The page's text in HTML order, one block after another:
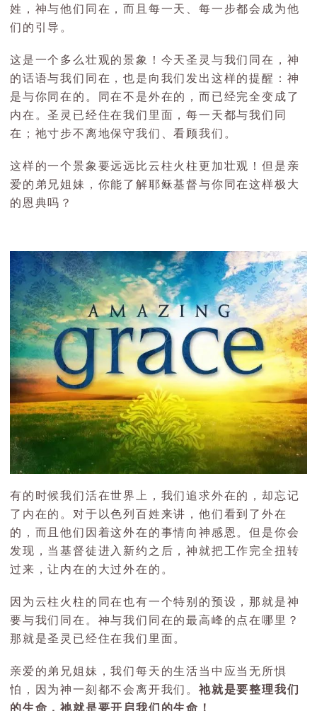
姓，神与他们同在，而且每一天、每一步都会成为他
们的引导。
这是一个多么壮观的景象！今天圣灵与我们同在，神
的话语与我们同在，也是向我们发出这样的提醒：神
是与你同在的。同在不是外在的，而已经完全变成了
内在。圣灵已经住在我们里面，每一天都与我们同
在；祂寸步不离地保守我们、看顾我们。
这样的一个景象要远远比云柱火柱更加壮观！但是亲
爱的弟兄姐妹，你能了解耶稣基督与你同在这样极大
的恩典吗？
有的时候我们活在世界上，我们追求外在的，却忘记
了内在的。对于以色列百姓来讲，他们看到了外在
的，而且他们因着这外在的事情向神感恩。但是你会
发现，当基督徒进入新约之后，神就把工作完全扭转
过来，让内在的大过外在的。
因为云柱火柱的同在也有一个特别的预设，那就是神
要与我们同在。神与我们同在的最高峰的点在哪里？
那就是圣灵已经住在我们里面。
亲爱的弟兄姐妹，我们每天的生活当中应当无所惧
怕，因为神一刻都不会离开我们。祂就是要整理我们
的生命，祂就是要开启我们的生命！